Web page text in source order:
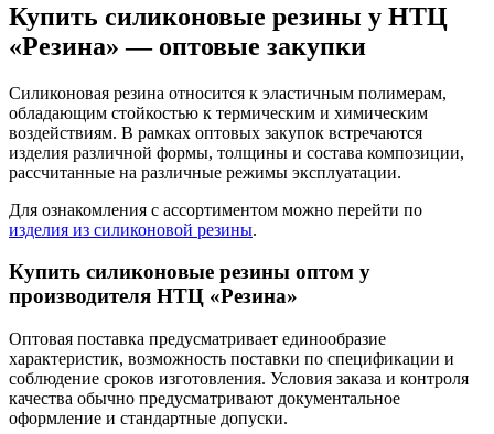
Купить силиконовые резины у НТЦ
«Резина» — оптовые закупки
Силиконовая резина относится к эластичным полимерам,
обладающим стойкостью к термическим и химическим
воздействиям. В рамках оптовых закупок встречаются
изделия различной формы, толщины и состава композиции,
рассчитанные на различные режимы эксплуатации.
Для ознакомления с ассортиментом можно перейти по
изделия из силиконовой резины.
Купить силиконовые резины оптом у
производителя НТЦ «Резина»
Оптовая поставка предусматривает единообразие
характеристик, возможность поставки по спецификации и
соблюдение сроков изготовления. Условия заказа и контроля
качества обычно предусматривают документальное
оформление и стандартные допуски.